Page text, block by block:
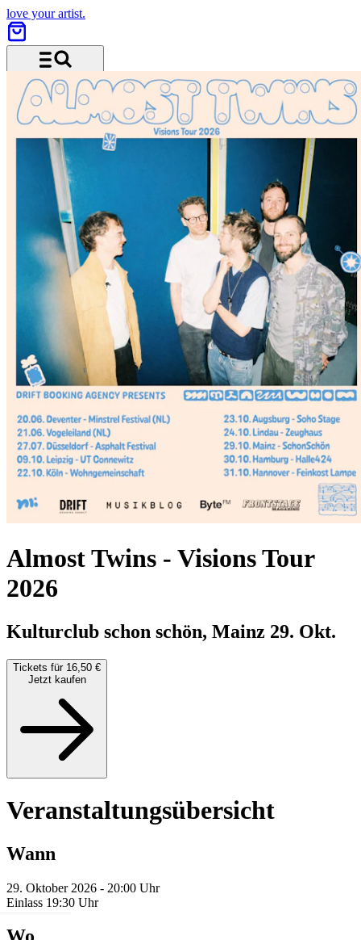
love your artist.
Menü und Suche
Almost Twins - Visions Tour
2026
Kulturclub schon schön, Mainz 29. Okt.
Tickets für 16,50 €
Jetzt kaufen
Veranstaltungsübersicht
Wann
29. Oktober 2026 - 20:00 Uhr
Einlass 19:30 Uhr